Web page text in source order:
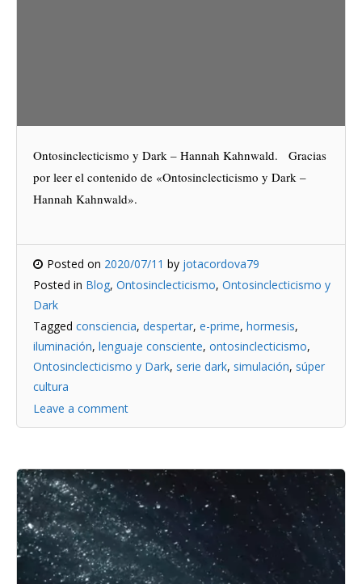
Ontosinclecticismo y Dark – Hannah Kahnwald. Gracias
por leer el contenido de «Ontosinclecticismo y Dark –
Hannah Kahnwald».
Posted on 2020/07/11 by jotacordova79
Posted in Blog, Ontosinclecticismo, Ontosinclecticismo y
Dark
Tagged consciencia, despertar, e-prime, hormesis,
iluminación, lenguaje consciente, ontosinclecticismo,
Ontosinclecticismo y Dark, serie dark, simulación, súper
cultura
Leave a comment